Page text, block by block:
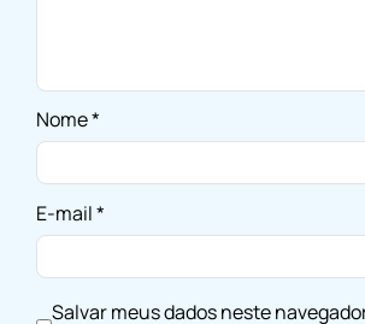
Nome*
E-mail*
Salvar meus dados neste